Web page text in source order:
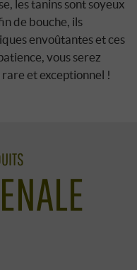
les tanins sont soyeux
de bouche, ils
envoûtantes et ces
vous serez
et exceptionnel !